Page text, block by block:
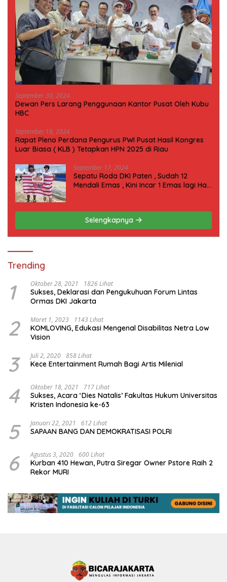
September 30, 2024
Dewan Pers Larang Penggunaan Kantor Pusat Oleh Kubu
HBC
September 18, 2024
Rapat Pleno Perdana Pengurus PWI Pusat Hasil Kongres
Luar Biasa ( KLB ) Tetapkan HPN 2025 di Riau
September 17, 2024
Sepatu Roda DKI Paten , Sudah 12
Mendali Emas , Kini Incar 1 Emas lagi Hari
Selengkapnya
Trending
1 Oktober 28, 2021 1826 Lihat
Sukses, Deklarasi dan Pengukuhuan Forum Lintas
Ormas DKI Jakarta
2 Maret 1, 2023 1143 Lihat
KOMLOVING, Edukasi Mengenal Disabilitas Netra Low
Vision
3 Juli 2, 2020 858 Lihat
Kece Entertainment Rumah Bagi Artis Milenial
4 Oktober 18, 2021 717 Lihat
Sukses, Acara ‘Dies Natalis’ Fakultas Hukum Universitas
Kristen Indonesia ke-63
5 Januari 22, 2021 612 Lihat
SAPAAN BANG DAN DEMOKRATISASI POLRI
6 Agustus 3, 2020 600 Lihat
Kurban 410 Hewan, Putra Siregar Owner Pstore Raih 2
Rekor MURI